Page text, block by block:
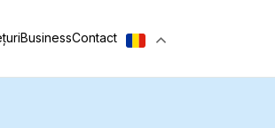
BusinessContact